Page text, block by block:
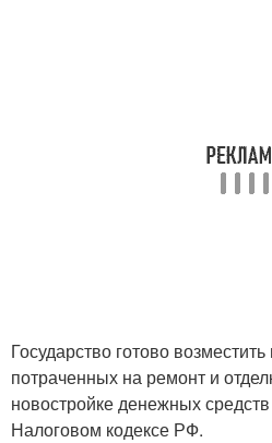
Государство готово
потраченных на ремонт и
новостройке денежных
Налоговом кодексе РФ.